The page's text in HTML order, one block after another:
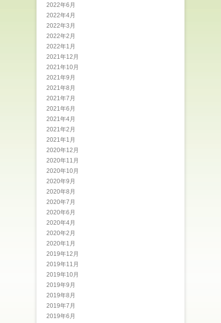
2022年6月
2022年4月
2022年3月
2022年2月
2022年1月
2021年12月
2021年10月
2021年9月
2021年8月
2021年7月
2021年6月
2021年4月
2021年2月
2021年1月
2020年12月
2020年11月
2020年10月
2020年9月
2020年8月
2020年7月
2020年6月
2020年4月
2020年2月
2020年1月
2019年12月
2019年11月
2019年10月
2019年9月
2019年8月
2019年7月
2019年6月